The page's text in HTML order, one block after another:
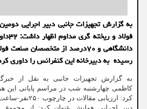
به گزارش تجهیزات جانبی دبیر اجرایی
رسیده به دبیرخانه این کنفرانس را داوری
به گزارش تجهیزات جانبی به نقل از
کرد: ارزیابی مقالات در چارچوب ۲۵۰نفر-ساعت کار انجام شد.